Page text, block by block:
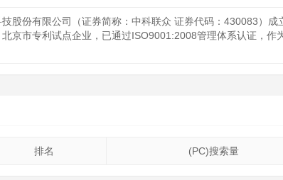
股份有限公司（证券简称：中科联众 证券代码：430083）
京市专利试点企业，已通过ISO9001:2008管理体系认证，
排名 (PC)搜索量